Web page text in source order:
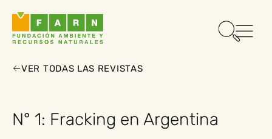
VER TODAS LAS REVISTAS
N° 1: Fracking en Argentina